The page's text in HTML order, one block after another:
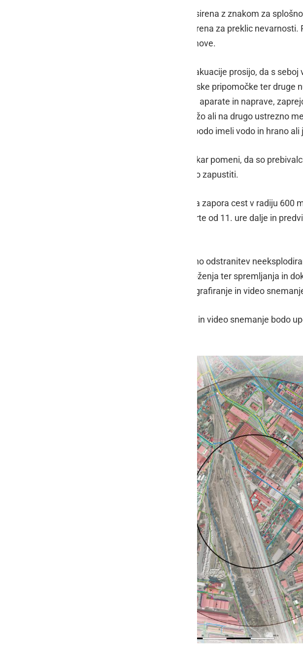
Predvidoma ob 12. uri bo sprožena sirena z znakom za
deaktiviranja bombe bo sprožena sirena za preklic
so bili evakuirani, vrnejo v svoje domove.
Vse občane, ki živijo na območju evakuacije prosijo, da s
morebitna zdravila in nujne medicinske pripomočke ter druge
odhodom naj izključijo gospodinjske aparate in naprave,
prostore, vozila pa umaknejo v garažo ali na drugo ustrezno
zaklenejo v prostor in poskrbijo, da bodo imeli vodo in hrano
V radiju 600 m bo omejeno gibanje, kar pomeni, da so
med sproženima sirenama ne smejo zapustiti.
V času evakuacije bo veljala popolna zapora cest v radiju 600
ubojnega sredstva. Ceste bodo zaprte od 11. ure dalje in
Policija bo ves čas aktivnosti za varno odstranitev
zagotavljanja varnosti ljudi in premoženja ter spremljanja in
uporabila tehnična sredstva za fotografiranje in video
Tehnična sredstva za fotografiranje in video snemanje bodo